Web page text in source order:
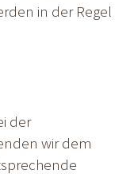
in der Regel
der
wir dem